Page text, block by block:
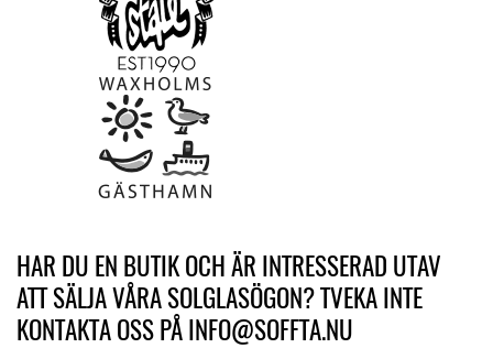
HAR DU EN BUTIK OCH ÄR INTRESSERAD UTAV
ATT SÄLJA VÅRA SOLGLASÖGON? TVEKA INTE
KONTAKTA OSS PÅ INFO@SOFFTA.NU